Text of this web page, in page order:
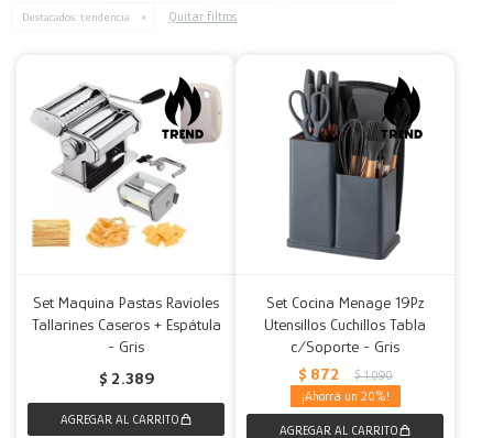
Destacados: tendencia Quitar filtros
Set Maquina Pastas Ravioles
Tallarines Caseros + Espátula
- Gris
$ 2.389
Set Cocina Menage 19Pz
Utensillos Cuchillos Tabla
c/Soporte - Gris
$ 872 $ 1.090
20
Fundas
Accesorios para el hogar
Herramientas
Muebles Infantiles